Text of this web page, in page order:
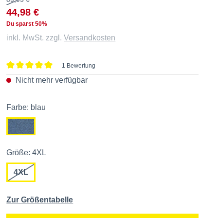
44,98 €
Du sparst 50%
inkl. MwSt. zzgl.Versandkosten
Durchschnittliche Bewertung von 5 von 5 Sternen
1 Bewertung
Nicht mehr verfügbar
Farbe: blau
Größe: 4XL
4XL
Zur Größentabelle